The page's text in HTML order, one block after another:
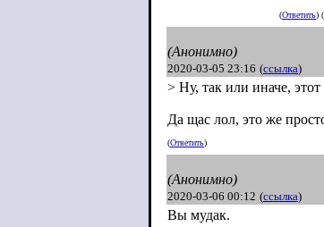
(Ответить) (
(Анонимно)
2020-03-05 23:16 (ссылка)
> Ну, так или иначе,
Да щас лол, это же
(Ответить)
(Анонимно)
2020-03-06 00:12 (ссылка)
Вы мудак.